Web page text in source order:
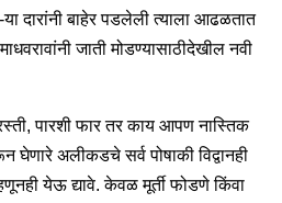
दारांनी बाहेर पडलेली त्याला आढळतात
जाती मोडण्यासाठीदेखील नवी
पारशी फार तर काय आपण नास्तिक
अलीकडचे सर्व पोषाकी विद्वानही
येऊ द्यावे. केवळ मूर्ती फोडणे किंवा